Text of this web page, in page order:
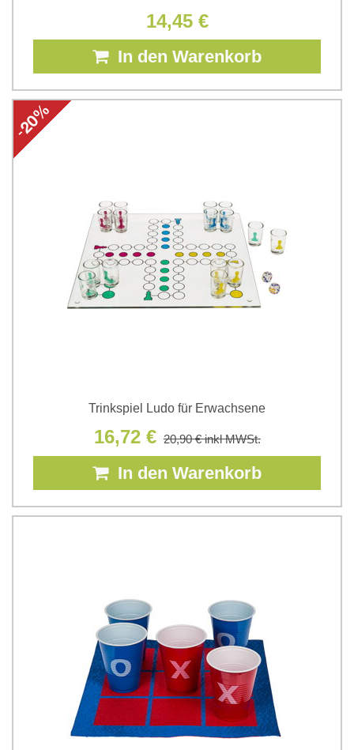
14,45 €
In den Warenkorb
Trinkspiel Ludo für Erwachsene
16,72 € 20,90 €inkl MWSt.
In den Warenkorb